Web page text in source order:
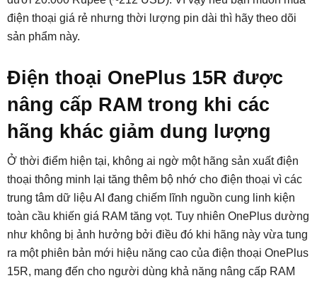
điện thoại giá rẻ nhưng thời lượng pin dài thì hãy theo dõi
sản phẩm này.
Điện thoại OnePlus 15R được
nâng cấp RAM trong khi các
hãng khác giảm dung lượng
Ở thời điểm hiện tại, không ai ngờ một hãng sản xuất điện
thoại thông minh lại tăng thêm bộ nhớ cho điện thoại vì các
trung tâm dữ liệu AI đang chiếm lĩnh nguồn cung linh kiện
toàn cầu khiến giá RAM tăng vọt. Tuy nhiên OnePlus dường
như không bị ảnh hưởng bởi điều đó khi hãng này vừa tung
ra một phiên bản mới hiệu năng cao của điện thoại OnePlus
15R, mang đến cho người dùng khả năng nâng cấp RAM